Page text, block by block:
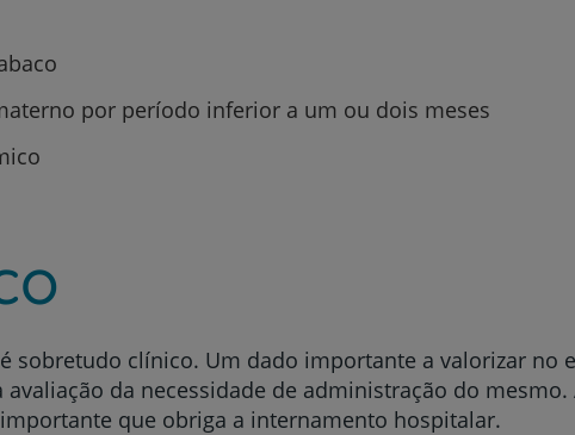
Prevenção e bem-estar
por período inferior a um ou dois meses
sobretudo clínico. Um dado importante a valorizar no
da necessidade de administração do
que obriga a internamento hospitalar.